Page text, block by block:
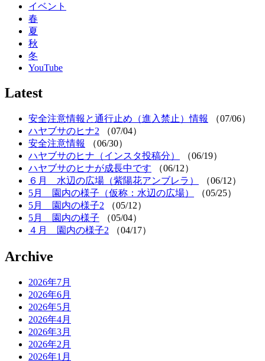
イベント
春
夏
秋
冬
YouTube
Latest
安全注意情報と通行止め（進入禁止）情報
（07/06）
ハヤブサのヒナ2
（07/04）
安全注意情報
（06/30）
ハヤブサのヒナ（インスタ投稿分）
（06/19）
ハヤブサのヒナが成長中です
（06/12）
６月 水辺の広場（紫陽花アンブレラ）
（06/12）
5月 園内の様子（仮称：水辺の広場）
（05/25）
5月 園内の様子2
（05/12）
5月 園内の様子
（05/04）
４月 園内の様子2
（04/17）
Archive
2026年7月
2026年6月
2026年5月
2026年4月
2026年3月
2026年2月
2026年1月